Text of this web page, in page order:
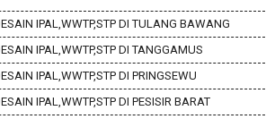
IPAL,WWTP,STP DI TULANG BAWANG
IPAL,WWTP,STP DI TANGGAMUS
IPAL,WWTP,STP DI PRINGSEWU
IPAL,WWTP,STP DI PESISIR BARAT